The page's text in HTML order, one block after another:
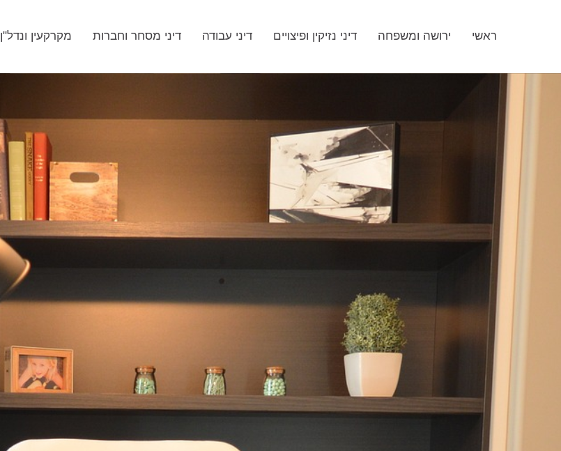
ראשי ירושה ומשפחה דיני נזיקין ופיצויים דיני עבודה דיני מסחר וחברות מקרקעין ונדל"ן